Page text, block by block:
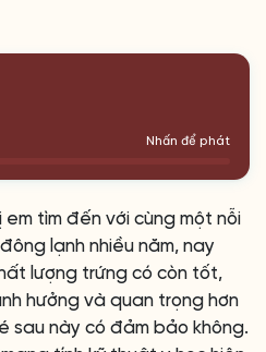
Nhấn để phát
tìm đến với cùng một nỗi
lạnh nhiều năm, nay
lượng trứng có còn tốt,
hưởng và quan trọng hơn
sau này có đảm bảo không.